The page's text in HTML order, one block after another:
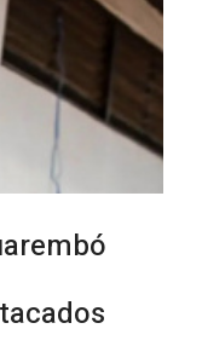
el